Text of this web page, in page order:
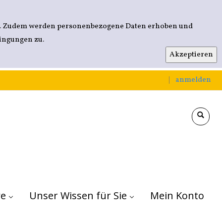
werden personenbezogene Daten erhoben und
zu.
anmelden
Für Kitas
Für Grundschulen
Für weiterführende Schulen
Unser Wissen für Sie Mein Konto